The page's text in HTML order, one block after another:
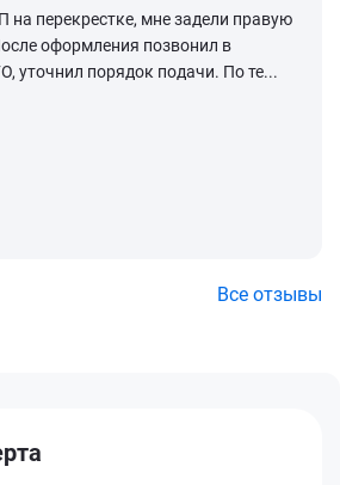
на перекрестке, мне задели правую
оформления позвонил в
уточнил порядок подачи. По те...
Все отзывы